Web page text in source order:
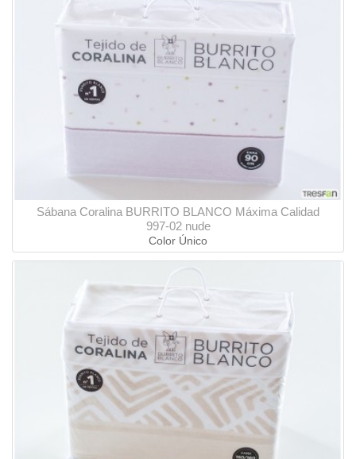
Sábana Coralina BURRITO BLANCO Máxima Calidad
997-02 nude
Color Único